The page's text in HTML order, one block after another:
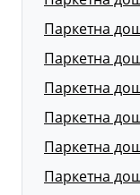
Паркетна
Паркетна
Паркетна
Паркетна
Паркетна
Паркетна